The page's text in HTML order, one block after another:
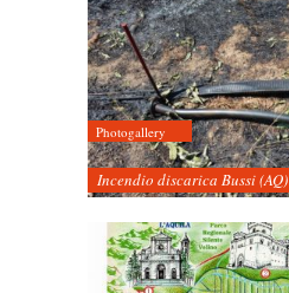
Photogallery
Incendio discarica Bussi (AQ)